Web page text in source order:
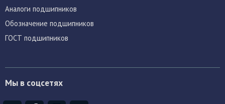
Аналоги подшипников
Обозначение подшипников
ГОСТ подшипников
Мы в соцсетях